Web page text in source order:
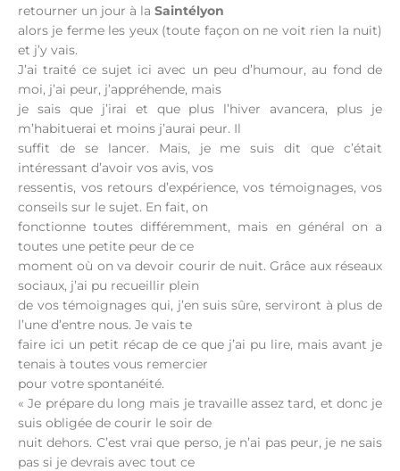
retourner un jour à la Saintélyon
alors je ferme les yeux (toute façon on ne voit rien la nuit)
et j’y vais.
J’ai traité ce sujet ici avec un peu d’humour, au fond de
moi, j’ai peur, j’appréhende, mais
je sais que j’irai et que plus l’hiver avancera, plus je
m’habituerai et moins j’aurai peur. Il
suffit de se lancer. Mais, je me suis dit que c’était
intéressant d’avoir vos avis, vos
ressentis, vos retours d’expérience, vos témoignages, vos
conseils sur le sujet. En fait, on
fonctionne toutes différemment, mais en général on a
toutes une petite peur de ce
moment où on va devoir courir de nuit. Grâce aux réseaux
sociaux, j’ai pu recueillir plein
de vos témoignages qui, j’en suis sûre, serviront à plus de
l’une d’entre nous. Je vais te
faire ici un petit récap de ce que j’ai pu lire, mais avant je
tenais à toutes vous remercier
pour votre spontanéité.
« Je prépare du long mais je travaille assez tard, et donc je
suis obligée de courir le soir de
nuit dehors. C’est vrai que perso, je n’ai pas peur, je ne sais
pas si je devrais avec tout ce